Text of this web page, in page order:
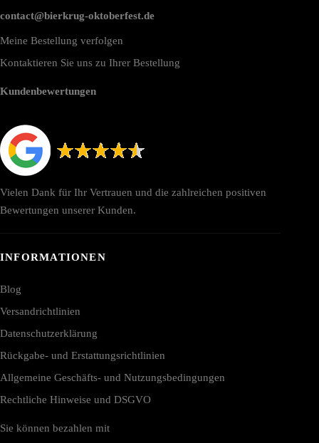
contact@bierkrug-oktoberfest.de
Meine Bestellung verfolgen
Kontaktieren Sie uns zu Ihrer Bestellung
Kundenbewertungen
Vielen Dank für Ihr Vertrauen und die zahlreichen positiven
Bewertungen unserer Kunden.
INFORMATIONEN
Blog
Versandrichtlinien
Datenschutzerklärung
Rückgabe- und Erstattungsrichtlinien
Allgemeine Geschäfts- und Nutzungsbedingungen
Rechtliche Hinweise und DSGVO
Sie können bezahlen mit